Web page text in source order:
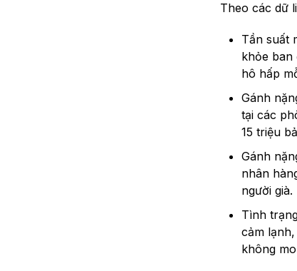
Theo các dữ
Tần suất
khỏe ban
hô hấp
Gánh
tại các
15 triệu
Gánh
nhân
người già.
Tình
cảm
không